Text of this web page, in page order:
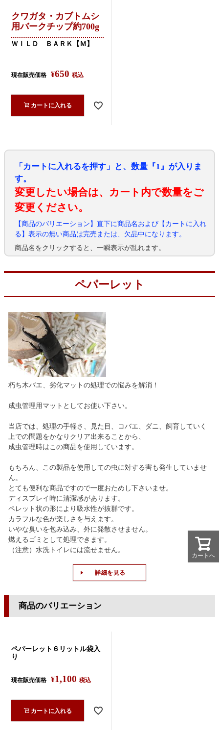
クワガタ・カブトムシ
用バークチップ約700g
ＷＩＬＤ ＢＡＲＫ【Ｍ】
現在販売価格 ¥650 税込
カートに入れる
「カートに入れるを押す」と、数量『1』が入りま
す。
変更したい場合は、カート内で数量をご
変更ください。
【商品のバリエーション】直下に商品名および【カートに入れ
る】表示の無い商品は完売または、欠品中になります。
商品名をクリックすると、一瞬表示が乱れます。
ペパーレット
朽ち木バエ、劣化マットの処理での悩みを解消！
成虫管理用マットとしてお使い下さい。
当店では、処理の手軽さ、見た目、コバエ、ダニ、飼育していく
上での問題をかなりクリア出来ることから、
成虫管理時はこの商品を使用しています。
もちろん、この製品を使用しての虫に対する害も発生していませ
ん。
とても便利な商品ですので一度おためし下さいませ。
ディスプレイ時に清潔感があります。
ペレット状の形により吸水性が抜群です。
カラフルな色が楽しさを与えます。
いやな臭いを包み込み、外に発散させません。
燃えるゴミとして処理できます。
（注意）水洗トイレには流せません。
詳細を見る
商品のバリエーション
ペパーレット６リットル袋入
り
現在販売価格 ¥1,100 税込
カートに入れる
カートへ
カートへ